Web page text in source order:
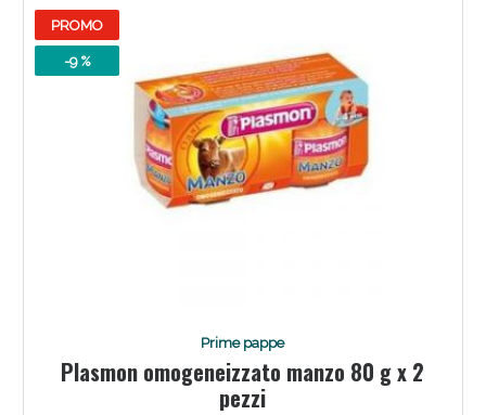
PROMO
-9 %
Prime pappe
Plasmon omogeneizzato manzo 80 g x 2
pezzi